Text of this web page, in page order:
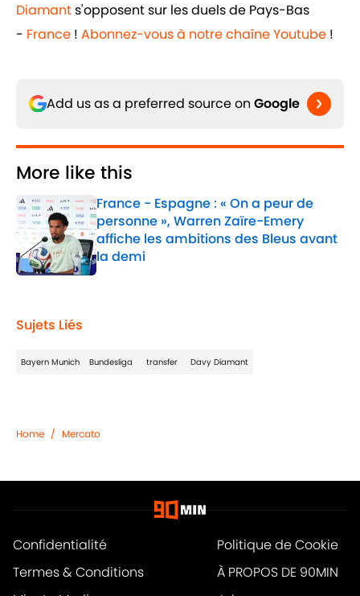
Diamants'opposent sur les duels de Pays-Bas
- France ! Abonnez-vous à notre chaîne Youtube !
Add us as a preferred source on Google
More like this
France - Espagne : « On a peur de
personne », Warren Zaïre-Emery
affiche les ambitions des Bleus avant
la demi
Published by on Invalid Date
Sujets Liés
Bayern Munich Bundesliga transfer Davy Diamant
Home / Mercato
Confidentialité
Politique de Cookie
Termes & Conditions
À PROPOS DE 90MIN